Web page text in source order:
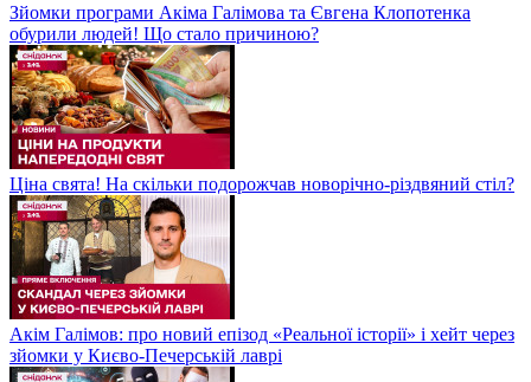
Зйомки програми Акіма Галімова та Євгена Клопотенка
обурили людей! Що стало причиною?
Ціна свята! На скільки подорожчав новорічно-різдвяний стіл?
Акім Галімов: про новий епізод «Реальної історії» і хейт через
зйомки у Києво-Печерській лаврі